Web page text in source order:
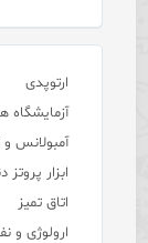
ارتوپدی
آزمایشگاه
آمبولانس
ابزار
اتاق تمیز
ارولوژی و